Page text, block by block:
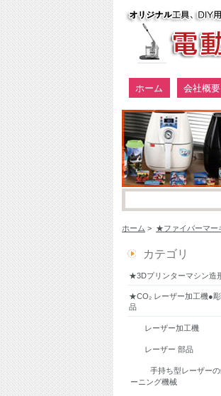
ホーム 会社概要
ホーム > ★ファイバーマー
カテゴリ
★3Dプリンターマシン造
★CO₂ レーザー加工機●
品
レーザー加工機
レーザー 部品
手持ち型レーザーの
ーニング機械